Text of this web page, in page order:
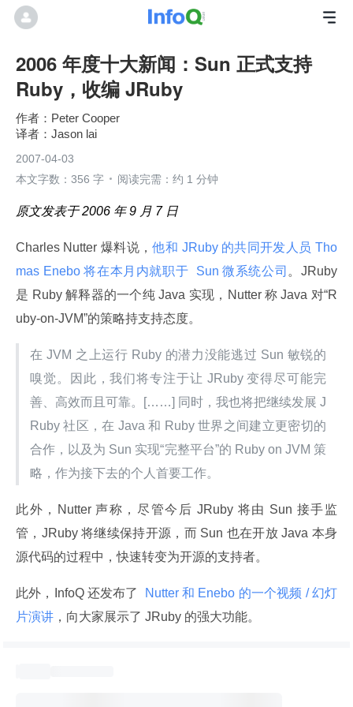
2006 年度十大新闻：Sun 正式支持
Ruby，收编 JRuby
Peter Cooper
Jason lai
2007-04-03
本文字数：356 字
阅读完需：约 1 分钟
原文发表于 2006 年 9 月 7 日
Charles Nutter 爆料说，他和 JRuby 的共同开发人员 Tho
mas Enebo 将在本月内就职于
Sun 微系统公司 。JRuby
是 Ruby 解释器的一个纯 Java 实现，Nutter 称 Java 对“R
uby-on-JVM”的策略持支持态度。
在 JVM 之上运行 Ruby 的潜力没能逃过 Sun 敏锐的
嗅觉。因此，我们将专注于让 JRuby 变得尽可能完
善、高效而且可靠。[……] 同时，我也将把继续发展 J
Ruby 社区，在 Java 和 Ruby 世界之间建立更密切的
合作，以及为 Sun 实现“完整平台”的 Ruby on JVM 策
略，作为接下去的个人首要工作。
此外，Nutter 声称，尽管今后 JRuby 将由 Sun 接手监
管，JRuby 将继续保持开源，而 Sun 也在开放 Java 本身
源代码的过程中，快速转变为开源的支持者。
此外，InfoQ 还发布了
Nutter 和 Enebo 的一个视频 / 幻灯
片演讲 ，向大家展示了 JRuby 的强大功能。